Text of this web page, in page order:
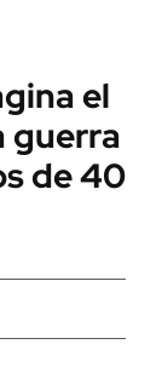
el
guerra
de 40